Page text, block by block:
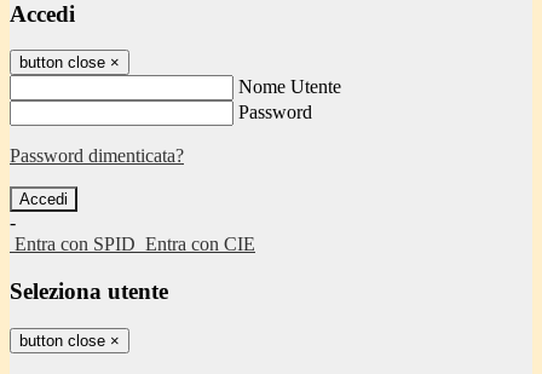
Accedi
button close ×
Nome Utente
Password
Password dimenticata?
-
Entra con SPID Entra con CIE
Seleziona utente
button close ×